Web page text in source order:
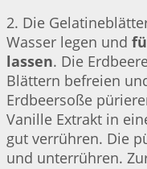
2. Die
Wasser legen und
lassen. Die
Blättern befreien
Erdbeersoße
Vanille Extrakt in
gut verrühren. Die
und unterrühren.